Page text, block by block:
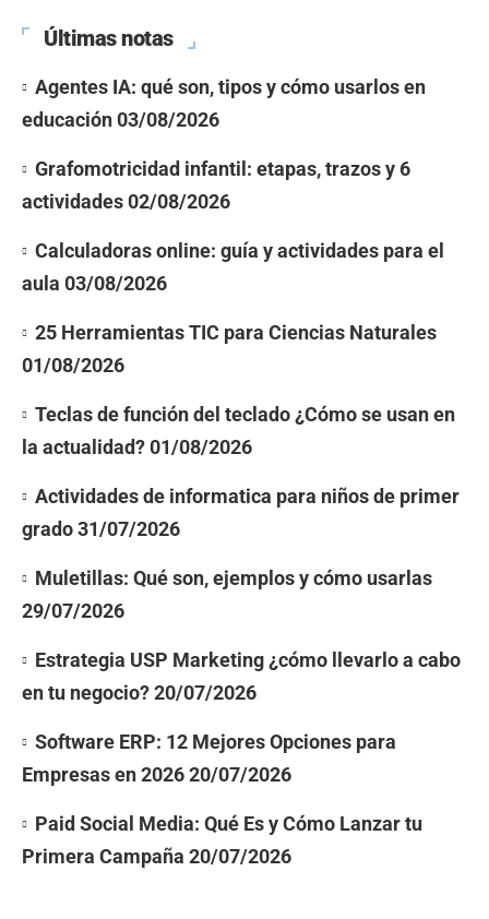
Últimas notas
Agentes IA: qué son, tipos y cómo usarlos en
educación03/08/2026
Grafomotricidad infantil: etapas, trazos y 6
actividades02/08/2026
Calculadoras online: guía y actividades para el
aula 03/08/2026
25 Herramientas TIC para Ciencias Naturales
01/08/2026
Teclas de función del teclado ¿Cómo se usan en
la actualidad?01/08/2026
Actividades de informatica para niños de primer
grado31/07/2026
Muletillas: Qué son, ejemplos y cómo usarlas
29/07/2026
Estrategia USP Marketing ¿cómo llevarlo a cabo
en tu negocio?20/07/2026
Software ERP: 12 Mejores Opciones para
Empresas en 202620/07/2026
Paid Social Media: Qué Es y Cómo Lanzar tu
Primera Campaña 20/07/2026